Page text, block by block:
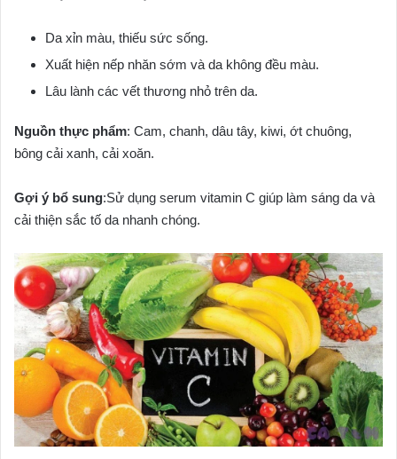
Da xỉn màu, thiếu sức sống.
Xuất hiện nếp nhăn sớm và da không đều màu.
Lâu lành các vết thương nhỏ trên da.
Nguồn thực phẩm: Cam, chanh, dâu tây, kiwi, ớt chuông,
bông cải xanh, cải xoăn.
Gợi ý bổ sung:Sử dụng serum vitamin C giúp làm sáng da và
cải thiện sắc tố da nhanh chóng.